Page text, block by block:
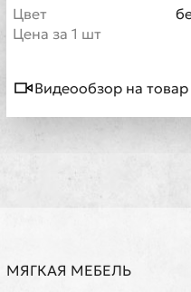
Цвет
Цена за 1 шт
Видеообзор на товар
МЯГКАЯ МЕБЕЛЬ